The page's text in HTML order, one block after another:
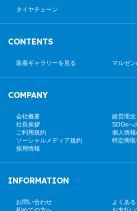
タイヤチェーン
CONTENTS
装着ギャラリーを見る マルゼ
COMPANY
会社概要
経営理念
社長挨拶
SDGsへ
ご利用規約
個人情
ソーシャルメディア規約
特定商
採用情報
INFORMATION
お問い合わせ
よくある